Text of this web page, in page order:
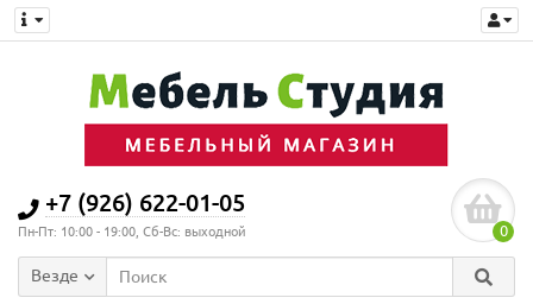
+7 (926) 622-01-05
Пн-Пт: 10:00 - 19:00, Сб-Вс: выходной 0
Везде